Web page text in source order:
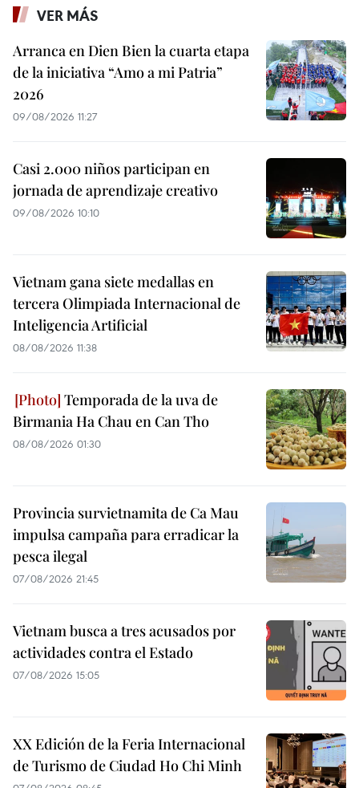
VER MÁS
Arranca en Dien Bien la cuarta etapa
de la iniciativa “Amo a mi Patria”
2026
09/08/2026 11:27
Casi 2.000 niños participan en
jornada de aprendizaje creativo
09/08/2026 10:10
Vietnam gana siete medallas en
tercera Olimpiada Internacional de
Inteligencia Artificial
08/08/2026 11:38
Temporada de la uva de
Birmania Ha Chau en Can Tho
08/08/2026 01:30
Provincia survietnamita de Ca Mau
impulsa campaña para erradicar la
pesca ilegal
07/08/2026 21:45
Vietnam busca a tres acusados por
actividades contra el Estado
07/08/2026 15:05
XX Edición de la Feria Internacional
de Turismo de Ciudad Ho Chi Minh